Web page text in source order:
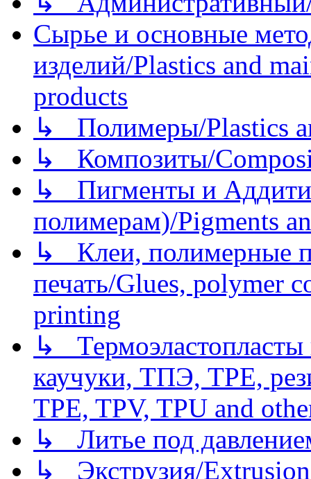
Сырье и основные
изделий/Plastics and
products
↳ Полимеры/Plastics
↳ Композиты/
↳ Пигменты и
полимерам)/Pigments
↳ Клеи, полимерные
печать/Glues, polymer
printing
↳
каучуки, ТПЭ, TPE,
TPE, TPV, TPU and
↳ Литье под
↳ Экструзия/Extrusion